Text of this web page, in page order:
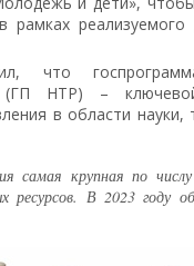
рамках реализуемого
что
(ГП НТР) –
в области науки,
самая крупная по
ресурсов. В 2023 году